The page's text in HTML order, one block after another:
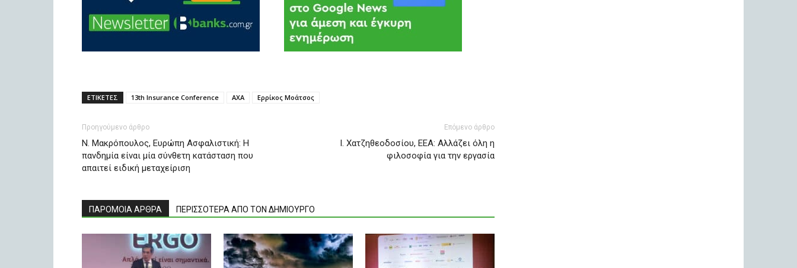
ΕΤΙΚΕΤΕΣ 13th Insurance Conference ΑΧΑ Ερρίκος Μοάτσος
Προηγούμενο άρθρο
Ν. Μακρόπουλος, Ευρώπη Ασφαλιστική: Η
πανδημία είναι μία σύνθετη κατάσταση που
απαιτεί ειδική μεταχείριση
Επόμενο άρθρο
I. Χατζηθεοδοσίου, ΕΕΑ: Αλλάζει όλη η
φιλοσοφία για την εργασία
ΠΑΡΟΜΟΙΑ ΑΡΘΡΑ ΠΕΡΙΣΣΟΤΕΡΑ ΑΠΟ ΤΟΝ ΔΗΜΙΟΥΡΓΟ